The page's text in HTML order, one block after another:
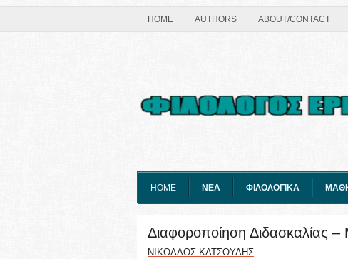
HOME AUTHORS ABOUT/CONTACT
HOME ΝΕΑ ΦΙΛΟΛΟΓΙΚΑ
Διαφοροποίηση Διδασκαλίας
ΝΙΚΟΛΑΟΣ ΚΑΤΣΟΥΛΗΣ